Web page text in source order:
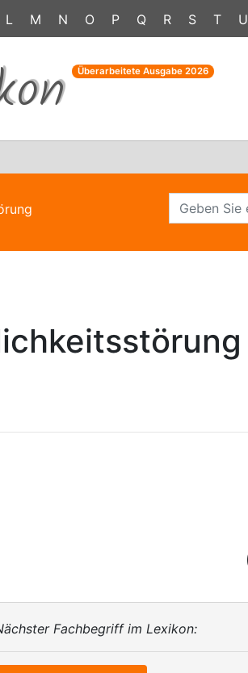
L M N O P Q R S T U
Überarbeitete Ausgabe 2026
Fachbegriff im Lexikon: